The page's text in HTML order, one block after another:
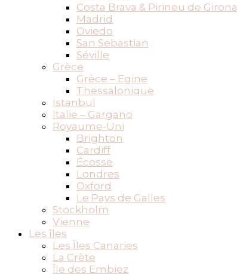
Costa Brava & Pirineu de Girona
Madrid
Oviedo
San Sebastian
Séville
Grèce
Grèce – Egine
Thessalonique
Istanbul
Italie – Gargano
Royaume-Uni
Brighton
Cardiff
Écosse
Londres
Oxford
Le Pays de Galles
Stockholm
Vienne
Les îles
Les Îles Canaries
La Crète
Île des Embiez